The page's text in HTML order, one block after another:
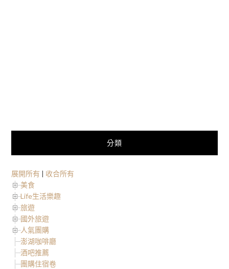
分類
展開所有 | 收合所有
美食
Life生活樂趣
旅遊
國外旅遊
人氣團購
澎湖咖啡廳
酒吧推薦
團購住宿卷